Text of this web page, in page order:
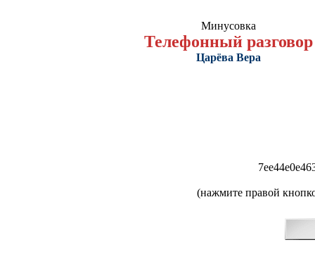
Минусовка
Телефонный разговор
Царёва Вера
(нажмите правой